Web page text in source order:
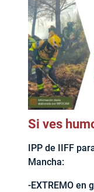
Si ves
IPP de IIFF
Mancha:
-EXTREMO en